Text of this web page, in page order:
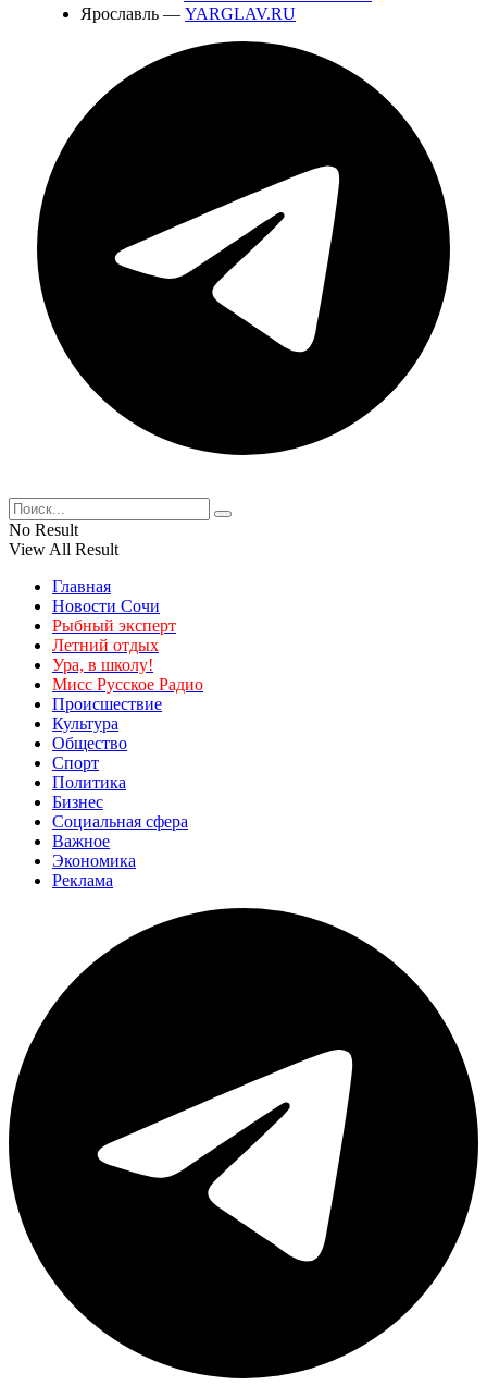
Ярославль — YARGLAV.RU
No Result
View All Result
Главная
Новости Сочи
Рыбный эксперт
Летний отдых
Ура, в школу!
Мисс Русское Радио
Происшествие
Культура
Общество
Спорт
Политика
Бизнес
Социальная сфера
Важное
Экономика
Реклама